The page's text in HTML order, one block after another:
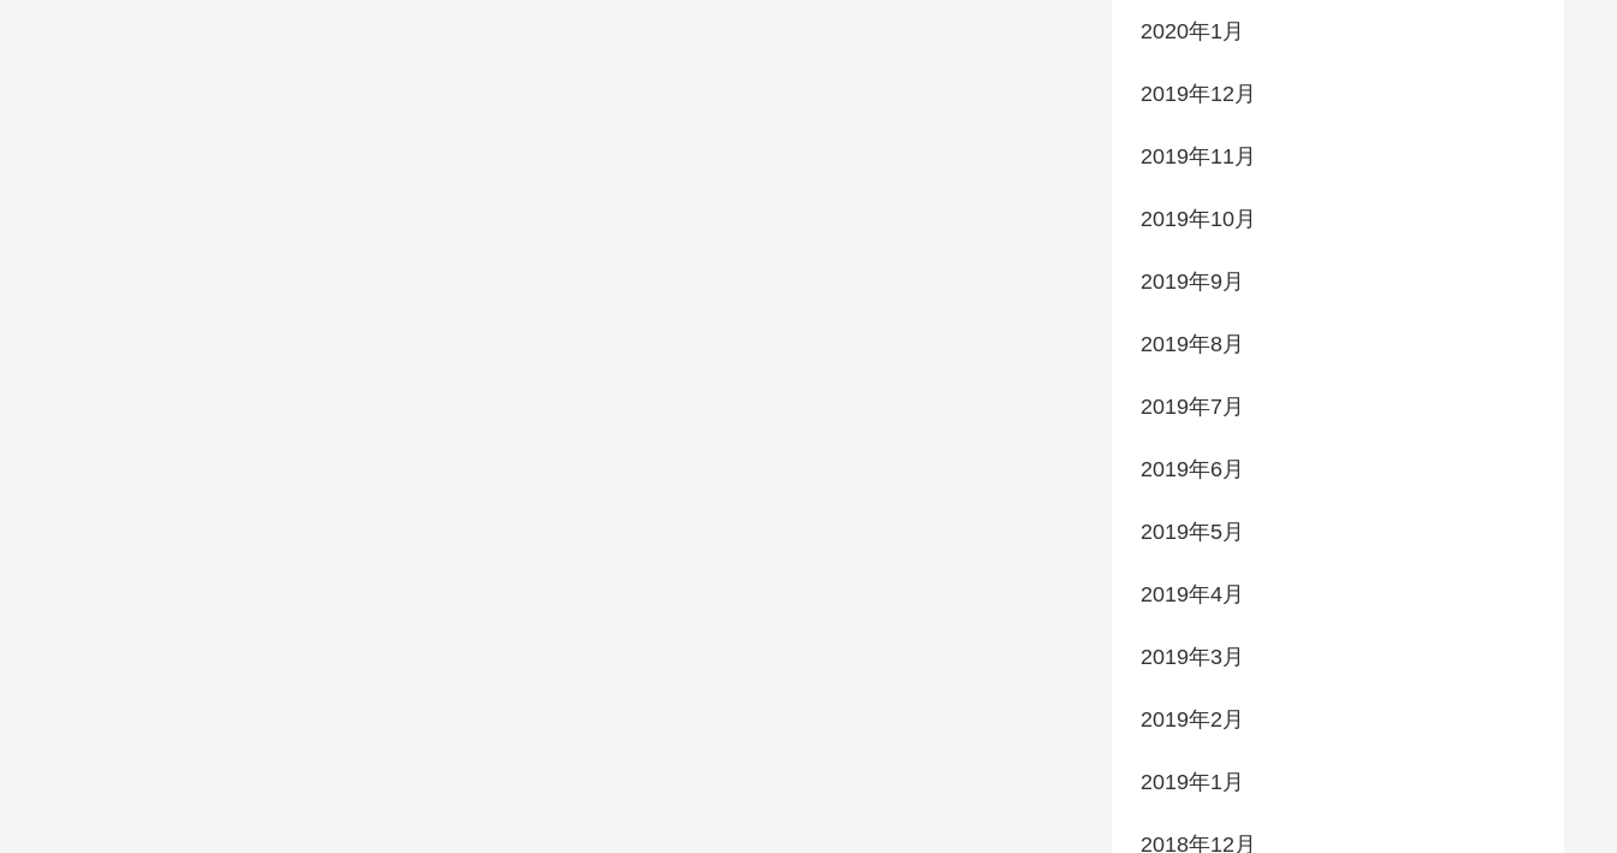
2020年1月
2019年12月
2019年11月
2019年10月
2019年9月
2019年8月
2019年7月
2019年6月
2019年5月
2019年4月
2019年3月
2019年2月
2019年1月
2018年12月